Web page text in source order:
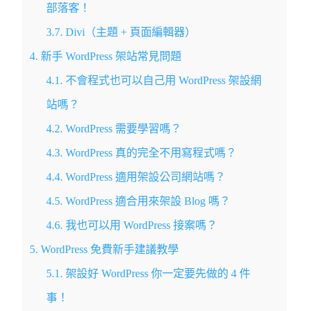
部落客！
3.7. Divi（主題 + 頁面編輯器）
4. 新手 WordPress 架站常見問題
4.1. 不會程式也可以自己用 WordPress 架設網
站嗎？
4.2. WordPress 需要學習嗎？
4.3. WordPress 真的完全不用寫程式嗎？
4.4. WordPress 適用架設公司網站嗎？
4.5. WordPress 適合用來架設 Blog 嗎？
4.6. 我也可以用 WordPress 接案嗎？
5. WordPress 免費新手建議教學
5.1. 架設好 WordPress 你一定要先做的 4 件
事！